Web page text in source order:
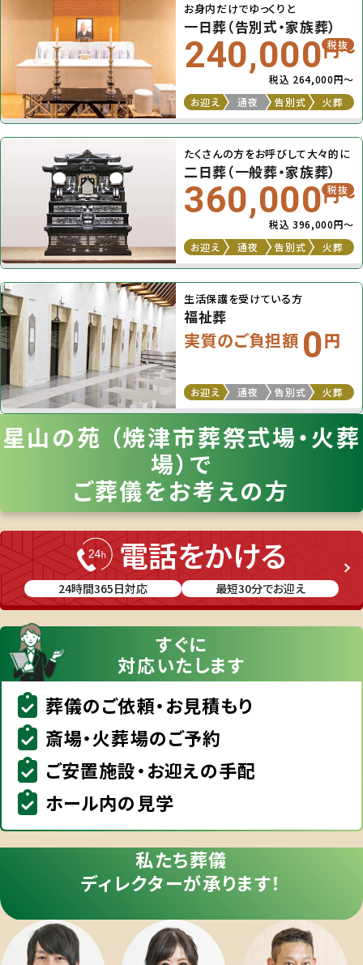
お身内だけでゆっくりと
一日葬（告別式・家族葬）
240,000円〜
税抜
税込 264,000円〜
お迎え
通夜 告別式 火葬
たくさんの方をお呼びして大々的に
二日葬（一般葬・家族葬）
360,000円〜
税抜
税込 396,000円〜
お迎え
通夜 告別式 火葬
生活保護を受けている方
福祉葬
実質のご負担額 0円
お迎え 通夜 告別式 火葬
星山の苑 （焼津市葬祭式場・火葬
場）で
ご葬儀をお考えの方
電話をかける
24時間365日対応 最短30分でお迎え
すぐに
対応いたします
葬儀のご依頼・お見積もり
斎場・火葬場のご予約
ご安置施設・お迎えの手配
ホール内の見学
私たち葬儀
ディレクターが承ります！